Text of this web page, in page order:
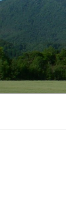
テ
ン
ツ
へ
ス